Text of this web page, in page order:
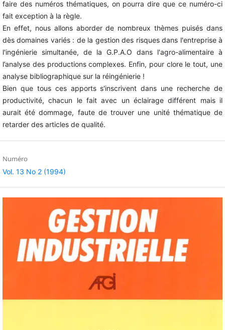
faire des numéros thématiques, on pourra dire que ce numéro-ci
fait exception à la règle.
En effet, nous allons aborder de nombreux thèmes puisés dans
dès domaines variés : de la gestion des risques dans l'entreprise à
l'ingénierie simultanée, de la G.P.A.O dans l'agro-alimentaire à
l’analyse des productions complexes. Enfin, pour clore le tout, une
analyse bibliographique sur la réingénierie !
Bien que tous ces apports s'inscrivent dans une recherche de
productivité, chacun le fait avec un éclairage différent mais il
aurait été dommage, faute de trouver une unité thématique de
retarder des articles de qualité.
Numéro
Vol. 13 No 2 (1994)